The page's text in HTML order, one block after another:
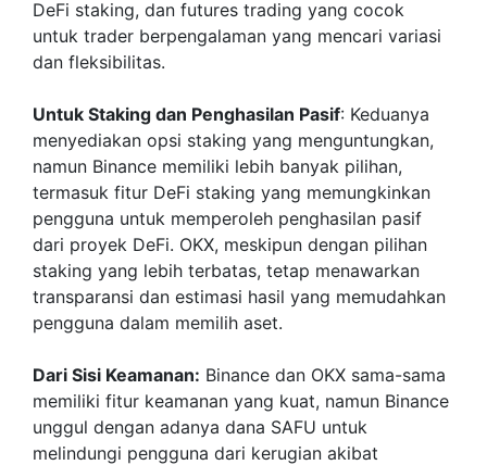
DeFi staking, dan futures trading yang cocok
untuk trader berpengalaman yang mencari variasi
dan fleksibilitas.
Untuk Staking dan Penghasilan Pasif: Keduanya
menyediakan opsi staking yang menguntungkan,
namun Binance memiliki lebih banyak pilihan,
termasuk fitur DeFi staking yang memungkinkan
pengguna untuk memperoleh penghasilan pasif
dari proyek DeFi. OKX, meskipun dengan pilihan
staking yang lebih terbatas, tetap menawarkan
transparansi dan estimasi hasil yang memudahkan
pengguna dalam memilih aset.
Dari Sisi Keamanan: Binance dan OKX sama-sama
memiliki fitur keamanan yang kuat, namun Binance
unggul dengan adanya dana SAFU untuk
melindungi pengguna dari kerugian akibat